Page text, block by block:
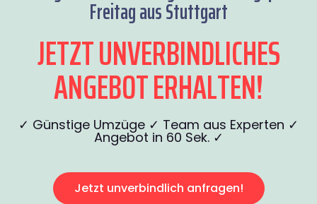
Freitag aus Stuttgart
JETZT UNVERBINDLICHES
ANGEBOT ERHALTEN!
✓ Günstige Umzüge ✓ Team aus Experten ✓
Angebot in 60 Sek. ✓
Jetzt unverbindlich anfragen!